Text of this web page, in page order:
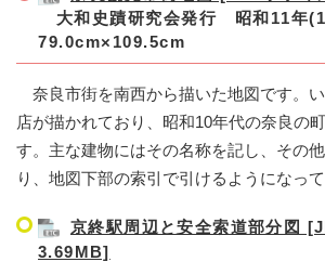
大和史蹟研究会発行 昭和11年
79.0cm×109.5cm
奈良市街を南西から描いた地図です。
店が描かれており、昭和10年代の奈良の
す。主な建物にはその名称を記し、その
り、地図下部の索引で引けるようになって
京終駅周辺と安全索道部分図
3.69MB]